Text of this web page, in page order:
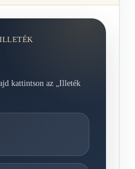
kattintson az „Illeték